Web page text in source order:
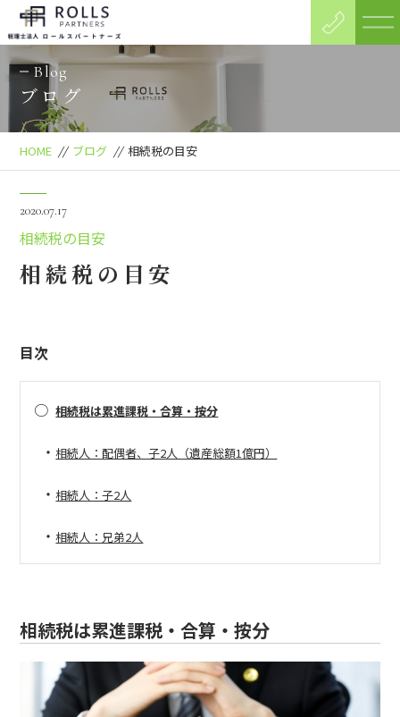
Blog
ブログ
HOME // ブログ // 相続税の目安
2020.07.17
相続税の目安
相続税の目安
目次
○相続税は累進課税・合算・按分
・相続人：配偶者、子2人（遺産総額1億円）
・相続人：子2人
・相続人：兄弟2人
相続税は累進課税・合算・按分